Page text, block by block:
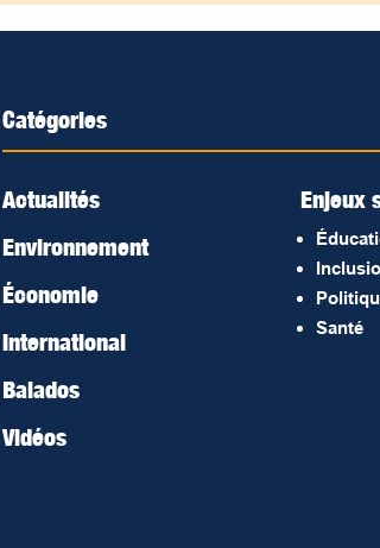
Catégories
Actualités
Environnement
Économie
International
Balados
Vidéos
Enjeux
Santé